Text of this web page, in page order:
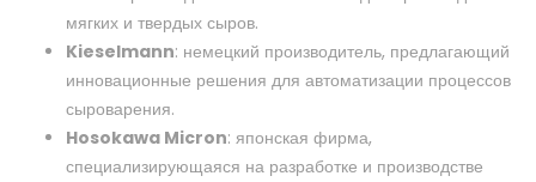
мягких и твердых сыров.
Kieselmann: немецкий производитель, предлагающий
инновационные решения для автоматизации процессов
сыроварения.
Hosokawa Micron: японская фирма,
специализирующаяся на разработке и производстве